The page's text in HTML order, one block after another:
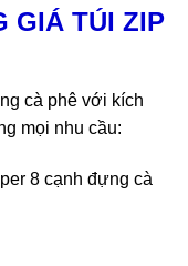
GIÁ TÚI ZIP
cà phê với kích
mọi nhu cầu:
8 cạnh đựng cà